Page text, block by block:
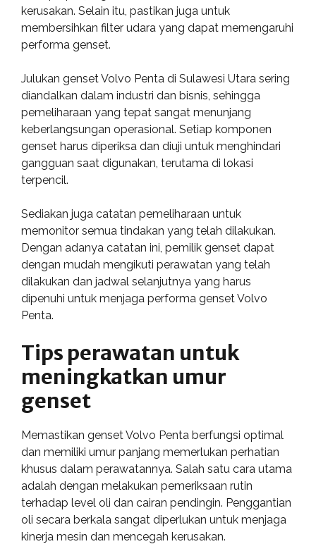
kerusakan. Selain itu, pastikan juga untuk
membersihkan filter udara yang dapat memengaruhi
performa genset.
Julukan genset Volvo Penta di Sulawesi Utara sering
diandalkan dalam industri dan bisnis, sehingga
pemeliharaan yang tepat sangat menunjang
keberlangsungan operasional. Setiap komponen
genset harus diperiksa dan diuji untuk menghindari
gangguan saat digunakan, terutama di lokasi
terpencil.
Sediakan juga catatan pemeliharaan untuk
memonitor semua tindakan yang telah dilakukan.
Dengan adanya catatan ini, pemilik genset dapat
dengan mudah mengikuti perawatan yang telah
dilakukan dan jadwal selanjutnya yang harus
dipenuhi untuk menjaga performa genset Volvo
Penta.
Tips perawatan untuk
meningkatkan umur
genset
Memastikan genset Volvo Penta berfungsi optimal
dan memiliki umur panjang memerlukan perhatian
khusus dalam perawatannya. Salah satu cara utama
adalah dengan melakukan pemeriksaan rutin
terhadap level oli dan cairan pendingin. Penggantian
oli secara berkala sangat diperlukan untuk menjaga
kinerja mesin dan mencegah kerusakan.